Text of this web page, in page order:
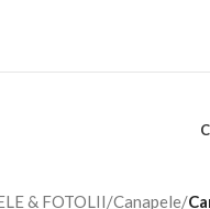
& FOTOLII/Canapele/